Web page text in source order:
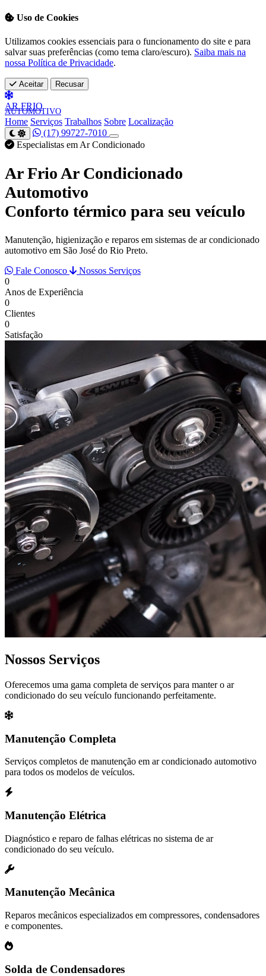
Uso de Cookies
Utilizamos cookies essenciais para o funcionamento do site e para
salvar suas preferências (como tema claro/escuro). Saiba mais na
nossa Política de Privacidade.
Aceitar Recusar
ARFRIO
AUTOMOTIVO
Home Serviços Trabalhos Sobre Localização
(17) 99727-7010
Especialistas em Ar Condicionado
Ar Frio Ar Condicionado
Automotivo
Conforto térmico para seu veículo
Manutenção, higienização e reparos em sistemas de ar condicionado
automotivo em São José do Rio Preto.
Fale Conosco
Nossos Serviços
0
Anos de Experiência
0
Clientes
0
Satisfação
Nossos Serviços
Oferecemos uma gama completa de serviços para manter o ar
condicionado do seu veículo funcionando perfeitamente.
Manutenção Completa
Serviços completos de manutenção em ar condicionado automotivo
para todos os modelos de veículos.
Manutenção Elétrica
Diagnóstico e reparo de falhas elétricas no sistema de ar
condicionado do seu veículo.
Manutenção Mecânica
Reparos mecânicos especializados em compressores, condensadores
e componentes.
Solda de Condensadores